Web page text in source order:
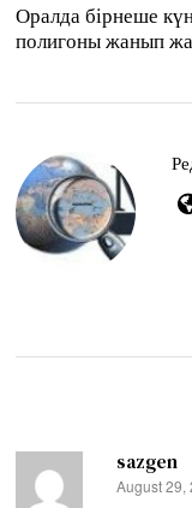
Оралда бірнеше
полигоны жанып
sazgen
says:
August 29,